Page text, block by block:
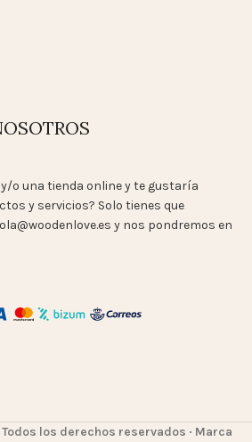
o una tienda online y te gustaría
y servicios? Solo tienes que
y nos pondremos en
Todos los derechos reservados · Marca